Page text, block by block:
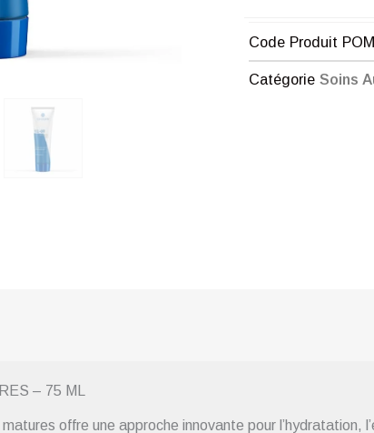
MATURES
75
Code Produit
Catégorie Soins
– 75 ML
offre une approche innovante pour l’hydratation,